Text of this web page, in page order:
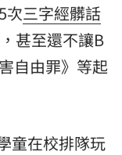
次三字經髒話
甚至還不讓B
自由罪》等起
童在校排隊玩